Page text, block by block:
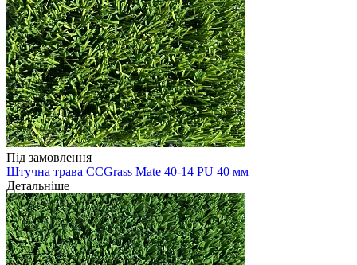
Під замовлення
Штучна трава CCGrass Mate 40-14 PU 40 мм
Детальніше